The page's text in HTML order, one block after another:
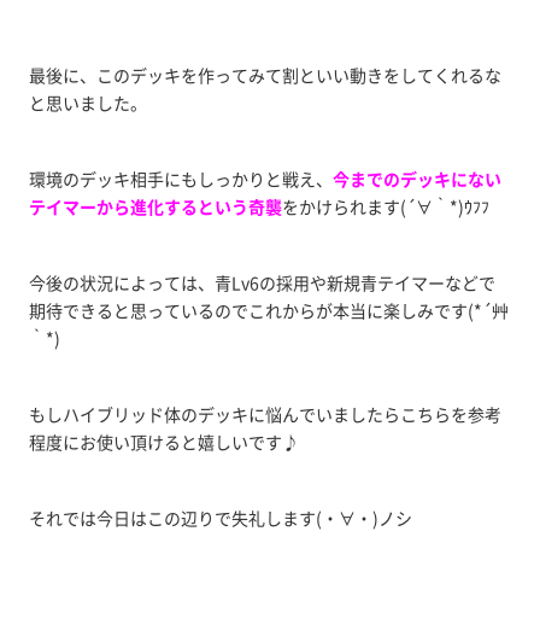
最後に、このデッキを作ってみて割といい動きをしてくれるな
と思いました。
環境のデッキ相手にもしっかりと戦え、 今までのデッキにない
テイマーから進化するという奇襲をかけられます(´∀｀*)ｳﾌﾌ
今後の状況によっては、青Lv6の採用や新規青テイマーなどで
期待できると思っているのでこれからが本当に楽しみです(*´艸
｀*)
もしハイブリッド体のデッキに悩んでいましたらこちらを参考
程度にお使い頂けると嬉しいです♪
それでは今日はこの辺りで失礼します(・∀・)ノシ